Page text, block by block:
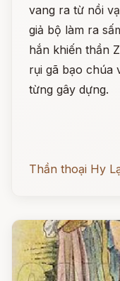
vang ra từ nồi
giả bộ làm ra
hắn khiến thần
rụi gã bạo chúa
từng gây dựng.
Thần thoại Hy